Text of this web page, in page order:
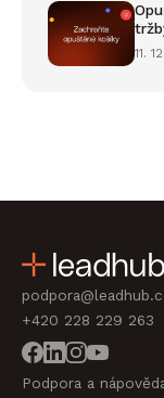
11.
+420 228 229 263
Podpora a